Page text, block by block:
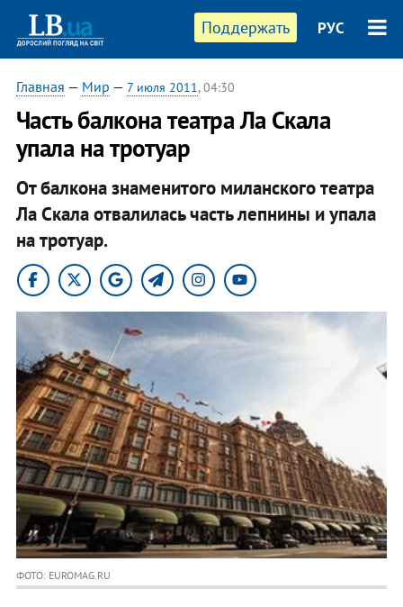
Поддержать РУС
Главная — Мир — 7 июля 2011, 04:30
Часть балкона театра Ла Скала
упала на тротуар
От балкона знаменитого миланского театра
Ла Скала отвалилась часть лепнины и упала
на тротуар.
ФОТО: EUROMAG.RU